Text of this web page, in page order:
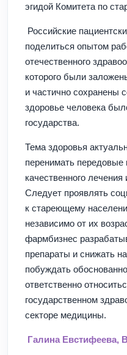
эгидой Комитета по
Российские
поделиться опытом
отечественного
которого были
и частично сохранены
здоровье человека
государства.
Тема здоровья
перенимать передовые
качественного
Следует проявлять
к стареющему
независимо от их
фармбизнес
препараты и снижать
побуждать
ответственно
государственном
секторе медицины.
Галина Евстифеева,